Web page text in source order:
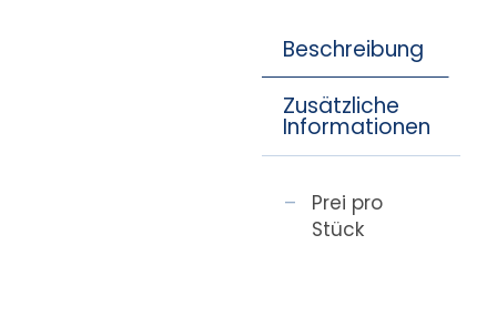
Beschreibung
Zusätzliche
Informationen
Prei pro
Stück